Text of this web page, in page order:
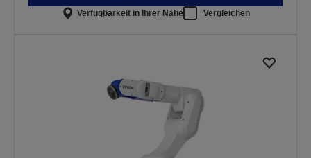
Verfügbarkeit in Ihrer Nähe Vergleichen